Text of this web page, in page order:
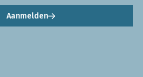
Aanmelden